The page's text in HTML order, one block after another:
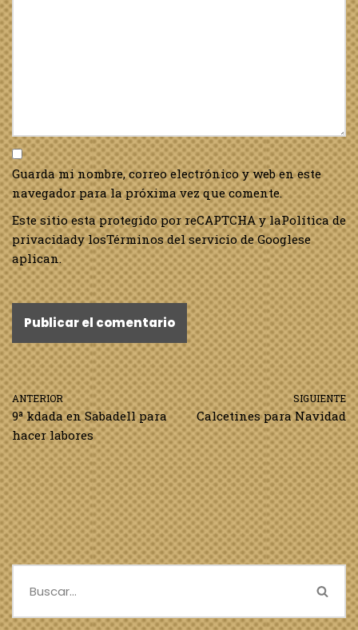
Guarda mi nombre, correo electrónico y web en este
navegador para la próxima vez que comente.
Este sitio esta protegido por reCAPTCHA y laPolítica de
privacidady losTérminos del servicio de Googlese
aplican.
ANTERIOR
9ª kdada en Sabadell para
hacer labores
SIGUIENTE
Calcetines para Navidad